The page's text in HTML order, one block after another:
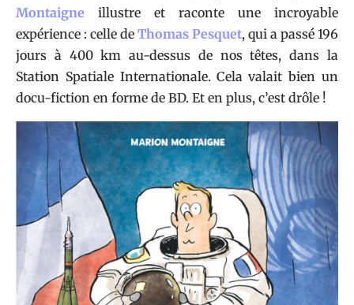
Montaigne illustre et raconte une incroyable
expérience : celle de Thomas Pesquet, qui a passé 196
jours à 400 km au-dessus de nos têtes, dans la
Station Spatiale Internationale. Cela valait bien un
docu-fiction en forme de BD. Et en plus, c’est drôle !